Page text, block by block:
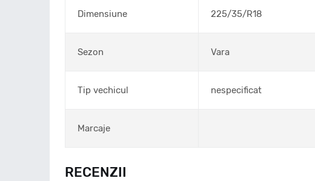
Dimensiune 225/35/R18
Sezon Vara
Tip vechicul nespecificat
Marcaje
RECENZII